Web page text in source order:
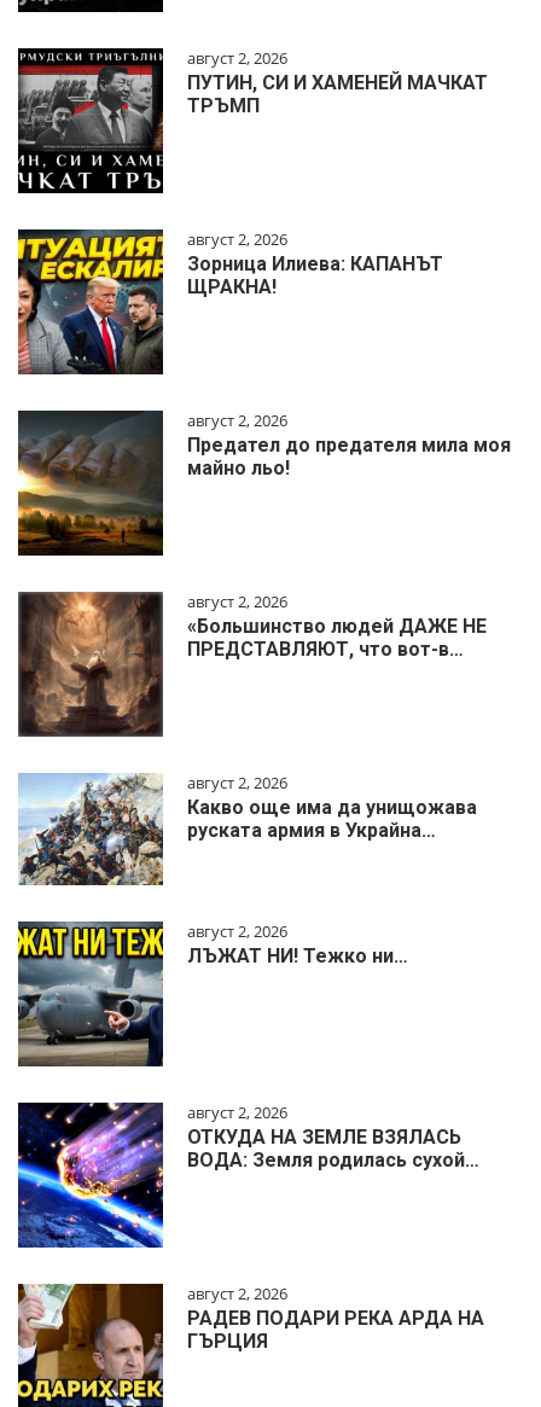
август 2, 2026
ПУТИН, СИ И ХАМЕНЕЙ МАЧКАТ
ТРЪМП
август 2, 2026
Зорница Илиева: КАПАНЪТ
ЩРАКНА!
август 2, 2026
Предател до предателя мила моя
майно льо!
август 2, 2026
«Большинство людей ДАЖЕ НЕ
ПРЕДСТАВЛЯЮТ, что вот-в…
август 2, 2026
Какво още има да унищожава
руската армия в Украйна…
август 2, 2026
ЛЪЖАТ НИ! Тежко ни…
август 2, 2026
ОТКУДА НА ЗЕМЛЕ ВЗЯЛАСЬ
ВОДА: Земля родилась сухой…
август 2, 2026
РАДЕВ ПОДАРИ РЕКА АРДА НА
ГЪРЦИЯ